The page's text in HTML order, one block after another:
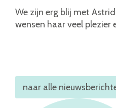
We zijn erg blij met
wensen haar veel plezier
naar alle